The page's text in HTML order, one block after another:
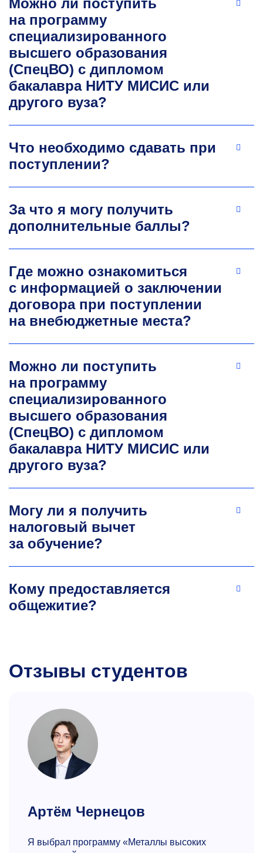
Можно ли поступить
на программу
специализированного
высшего образования
(СпецВО) с дипломом
бакалавра НИТУ МИСИС или
другого вуза?
Что необходимо сдавать при
поступлении?
За что я могу получить
дополнительные баллы?
Где можно ознакомиться
с информацией о заключении
договора при поступлении
на внебюджетные места?
Можно ли поступить
на программу
специализированного
высшего образования
(СпецВО) с дипломом
бакалавра НИТУ МИСИС или
другого вуза?
Могу ли я получить
налоговый вычет
за обучение?
Кому предоставляется
общежитие?
Отзывы студентов
Артём Чернецов
Я выбрал программу «Металлы высоких